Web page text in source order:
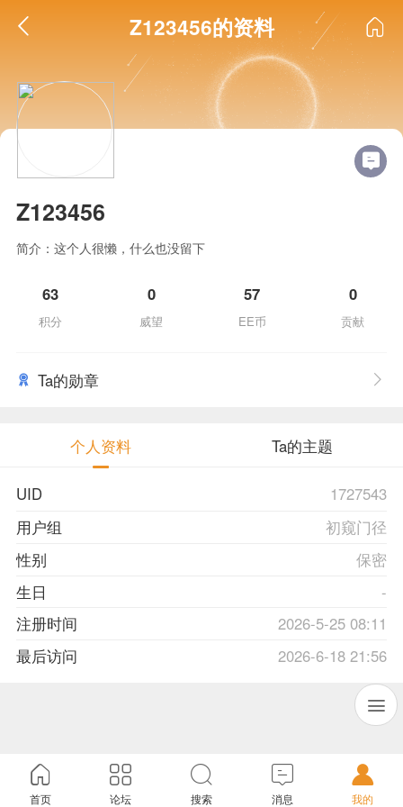
Z123456的资料
Z123456
简介：这个人很懒，什么也没留下
63
积分
0
威望
57
EE币
0
贡献
Ta的勋章
个人资料 Ta的主题
UID
1727543
用户组
初窥门径
性别
保密
生日
-
注册时间
2026-5-25 08:11
最后访问
2026-6-18 21:56
首页 论坛 搜索 消息 我的